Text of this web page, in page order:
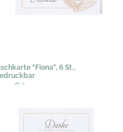
"Fiona", 6 St.,
3,03 € *